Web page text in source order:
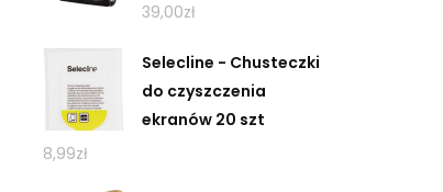
39,00zł
Selecline - Chusteczki
do czyszczenia
ekranów 20 szt
8,99zł